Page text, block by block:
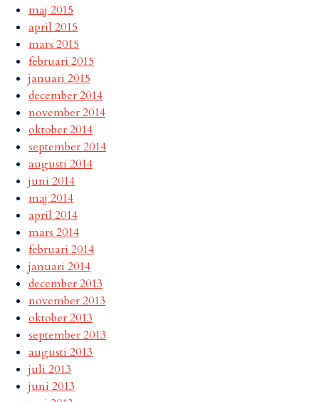
maj 2015
april 2015
mars 2015
februari 2015
januari 2015
december 2014
november 2014
oktober 2014
september 2014
augusti 2014
juni 2014
maj 2014
april 2014
mars 2014
februari 2014
januari 2014
december 2013
november 2013
oktober 2013
september 2013
augusti 2013
juli 2013
juni 2013